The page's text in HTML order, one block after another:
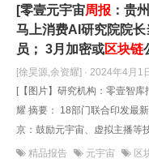
[零壹元宇宙周报 ：贵
马上消费AI研究院院
员； 3月加密或区块链
[徐昊源,余资耀] · 2024年4月1
[【图片】研究机构：零壹智
耀 摘要： 18部门联合印发最
京：鼓励元宇宙、虚拟主播等
精品报告 元宇宙 区